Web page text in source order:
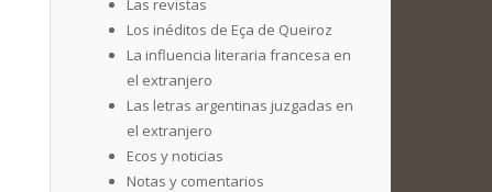
Las revistas
Los inéditos de Eça de Queiroz
La influencia literaria francesa en
el extranjero
Las letras argentinas juzgadas en
el extranjero
Ecos y noticias
Notas y comentarios